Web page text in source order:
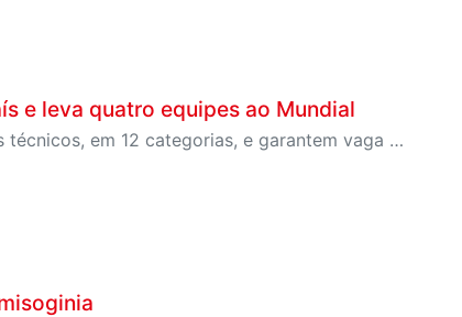
e leva quatro equipes ao Mundial
Com talento e inovação, estudantes conquistam 17 prêmios técnicos, em 12 categorias, e garantem vaga na maior competição de robótica do mundo. Além disso, uma equipe classificada para o Open da Flórida.